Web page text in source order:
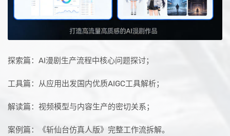
探索篇：AI漫剧生产流程中核心问题探讨；
工具篇：从应用出发国内优质AIGC工具解析；
解读篇：视频模型与内容生产的密切关系；
案例篇：《斩仙台仿真人版》完整工作流拆解。